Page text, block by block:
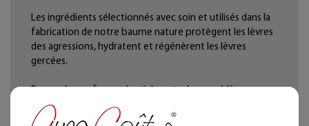
Les ingrédients sélectionnés avec soin et utilisés dans la
fabrication de notre baume nature protègent les lèvres
des agressions, hydratent et régénèrent les lèvres
gercées.
Proposé sous forme de stick, notre baume à lèvre se
glisse facilement dans un sac ou dans une poche pour
être utilisé à tout moment.